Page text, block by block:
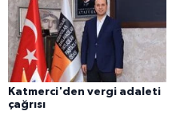
Katmerci'den vergi adaleti
çağrısı